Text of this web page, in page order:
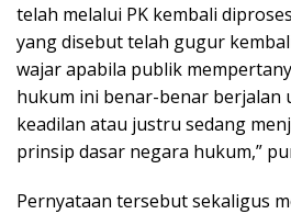
telah melalui PK kembali
yang disebut telah gugur
wajar apabila publik
hukum ini benar-benar berjalan
keadilan atau justru sedang
prinsip dasar negara hukum,”
Pernyataan tersebut sekaligus